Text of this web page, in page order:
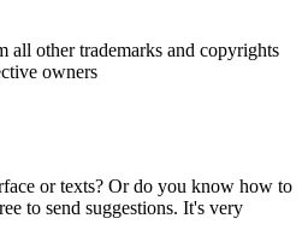
all other trademarks and copyrights
owners
or texts? Or do you know how to
to send suggestions. It's very